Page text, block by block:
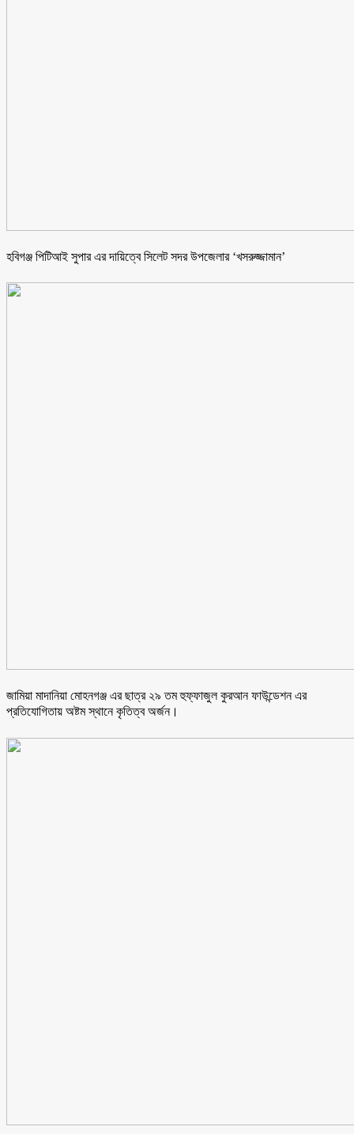
হবিগঞ্জ পিটিআই সুপার এর দায়িত্বে সিলেট সদর উপজেলার ‘খসরুজ্জামান’
জামিয়া মাদানিয়া মোহনগঞ্জ এর ছাত্র ২৯ তম হুফ্ফাজুল কুরআন ফাউন্ডেশন এর
প্রতিযোগিতায় অষ্টম স্থানে কৃতিত্ব অর্জন।